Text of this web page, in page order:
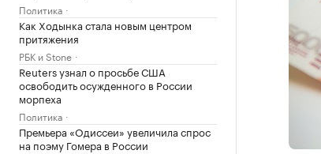
Политика
Как Ходынка стала новым центром
притяжения
РБК и Stone
Reuters узнал о просьбе США
освободить осужденного в России
морпеха
Политика
Премьера «Одиссеи» увеличила спрос
на поэму Гомера в России